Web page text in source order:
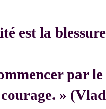
est la
par le
»